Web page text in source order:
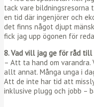
tack vare bildningsresorna
en tid där ingenjörer och
det finns något djupt
fick jag upp ögonen för
8. Vad vill jag ge för råd till
– Att ta hand om varandra.
allt annat. Många unga i
Att de inte har tid att
inklusive plugg och jobb –